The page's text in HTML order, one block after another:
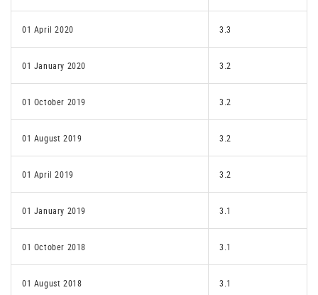
01 April 2020 3.3
01 January 2020 3.2
01 October 2019 3.2
01 August 2019 3.2
01 April 2019 3.2
01 January 2019 3.1
01 October 2018 3.1
01 August 2018 3.1